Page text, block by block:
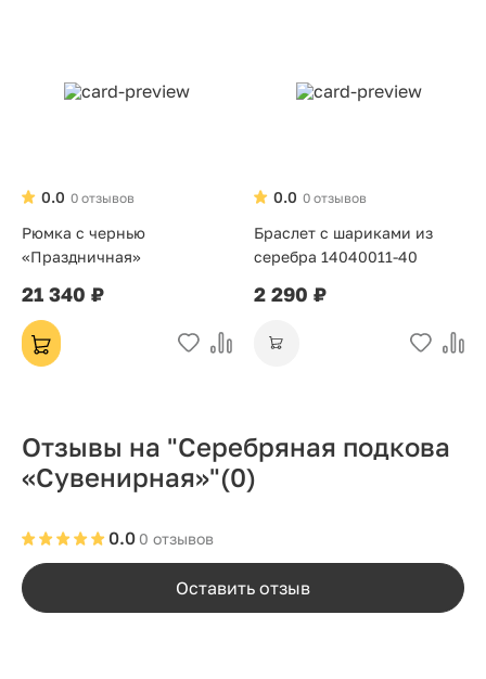
0 отзывов
0.0
Рюмка с чернью
«Праздничная»
21 340 ₽
0 отзывов
0.0
Браслет с шариками из
серебра 14040011-40
2 290 ₽
Отзывы на "Серебряная подкова
«Сувенирная»"(0)
0 отзывов
0.0
Оставить отзыв